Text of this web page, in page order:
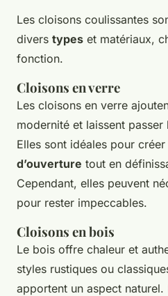
Les cloisons coulissantes
divers types et matériaux,
fonction.
Cloisons en verre
Les cloisons en verre
modernité et laissent passer
Elles sont idéales pour créer
d’ouverture tout en
Cependant, elles peuvent
pour rester impeccables.
Cloisons en bois
Le bois offre chaleur et
styles rustiques ou
apportent un aspect naturel.